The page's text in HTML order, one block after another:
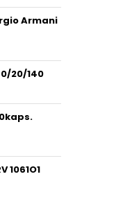
Armani
20/140
1061O1